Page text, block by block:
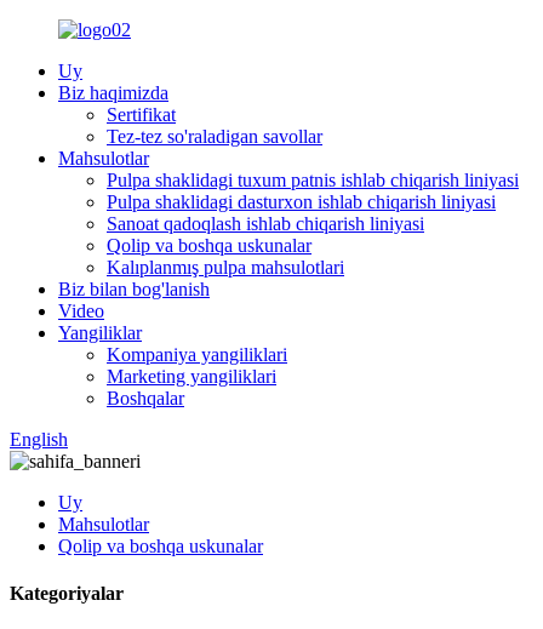
Uy
Biz haqimizda
Sertifikat
Tez-tez so'raladigan savollar
Mahsulotlar
Pulpa shaklidagi tuxum patnis ishlab chiqarish liniyasi
Pulpa shaklidagi dasturxon ishlab chiqarish liniyasi
Sanoat qadoqlash ishlab chiqarish liniyasi
Qolip va boshqa uskunalar
Kalıplanmış pulpa mahsulotlari
Biz bilan bog'lanish
Video
Yangiliklar
Kompaniya yangiliklari
Marketing yangiliklari
Boshqalar
English
Uy
Mahsulotlar
Qolip va boshqa uskunalar
Kategoriyalar